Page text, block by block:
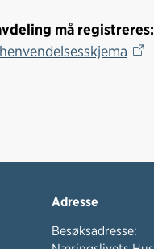
må registreres:
Adresse
Besøksadresse: